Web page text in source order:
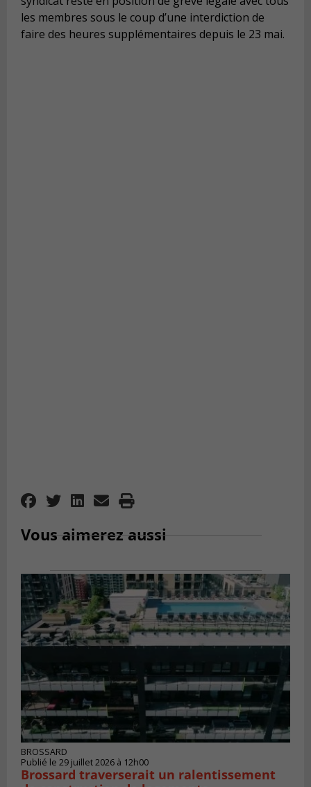
les membres sous le coup d’une interdiction de
faire des heures supplémentaires depuis le 23 mai.
Vous aimerez aussi
BROSSARD
Publié le 29 juillet 2026 à 12h00
Brossard traverserait un ralentissement